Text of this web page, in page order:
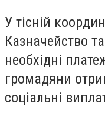
У тісній
Казначейство
необхідні
громадяни
соціальні